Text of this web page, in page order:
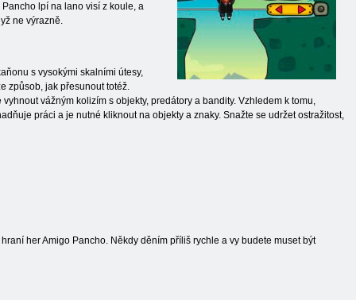
lpí na lano visí z koule, a
ne výrazně.
s vysokými skalními útesy,
způsob, jak přesunout totéž.
vážným kolizím s objekty, predátory a bandity. Vzhledem k tomu,
práci a je nutné kliknout na objekty a znaky. Snažte se udržet ostražitost,
her Amigo Pancho. Někdy děním příliš rychle a vy budete muset být